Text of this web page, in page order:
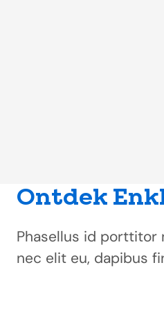
Ontdek
Phasellus id porttitor
nec elit eu, dapibus